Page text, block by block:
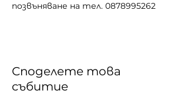
позвъняване на тел. 0878995262
Споделете това
събитие